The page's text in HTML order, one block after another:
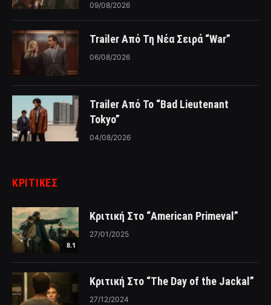
09/08/2026
Trailer Από Τη Νέα Σειρά “War”
06/08/2026
Trailer Από Το “Bad Lieutenant
Tokyo”
04/08/2026
ΚΡΙΤΙΚΈΣ
8.1
Κριτική Στο “American Primeval”
27/01/2025
Κριτική Στο “The Day of the Jackal”
27/12/2024